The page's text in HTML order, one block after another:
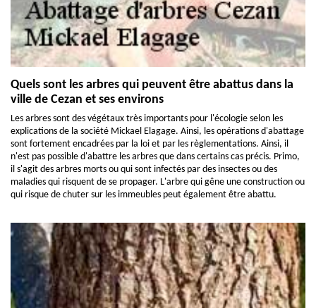
Quels sont les arbres qui peuvent être abattus dans la
ville de Cezan et ses environs
Les arbres sont des végétaux très importants pour l'écologie selon les
explications de la société Mickael Elagage. Ainsi, les opérations d'abattage
sont fortement encadrées par la loi et par les règlementations. Ainsi, il
n'est pas possible d'abattre les arbres que dans certains cas précis. Primo,
il s'agit des arbres morts ou qui sont infectés par des insectes ou des
maladies qui risquent de se propager. L'arbre qui gêne une construction ou
qui risque de chuter sur les immeubles peut également être abattu.